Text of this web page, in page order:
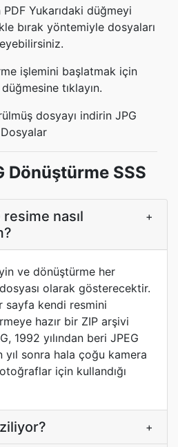
PDF Yukarıdaki düğmeyi
bırak yöntemiyle dosyaları
işlemini başlatmak için
tıklayın.
dosyayı indirin JPG
Dosyalar
Dönüştürme SSS
resime nasıl
+
ve dönüştürme her
olarak gösterecektir.
sayfa kendi resmini
hazır bir ZIP arşivi
1992 yılından beri JPEG
yıl sonra hala çoğu kamera
için kullandığı
+